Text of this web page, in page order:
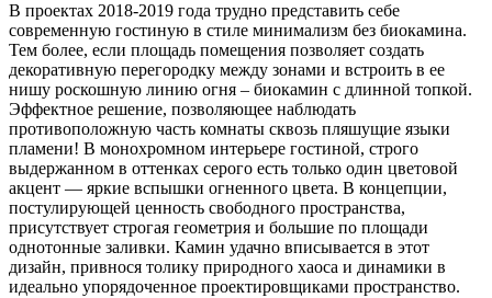
В проектах 2018-2019 года трудно представить себе
современную гостиную в стиле минимализм без биокамина.
Тем более, если площадь помещения позволяет создать
декоративную перегородку между зонами и встроить в ее
нишу роскошную линию огня – биокамин с длинной топкой.
Эффектное решение, позволяющее наблюдать
противоположную часть комнаты сквозь пляшущие языки
пламени! В монохромном интерьере гостиной, строго
выдержанном в оттенках серого есть только один цветовой
акцент — яркие вспышки огненного цвета. В концепции,
постулирующей ценность свободного пространства,
присутствует строгая геометрия и большие по площади
однотонные заливки. Камин удачно вписывается в этот
дизайн, привнося толику природного хаоса и динамики в
идеально упорядоченное проектировщиками пространство.